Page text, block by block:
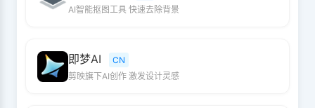
AI智能抠图工具 快速去除背景
即梦AI
CN
剪映旗下AI创作 激发设计灵感